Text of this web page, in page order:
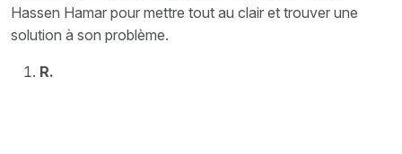
Hassen Hamar pour mettre tout au clair et trouver une
solution à son problème.
R.